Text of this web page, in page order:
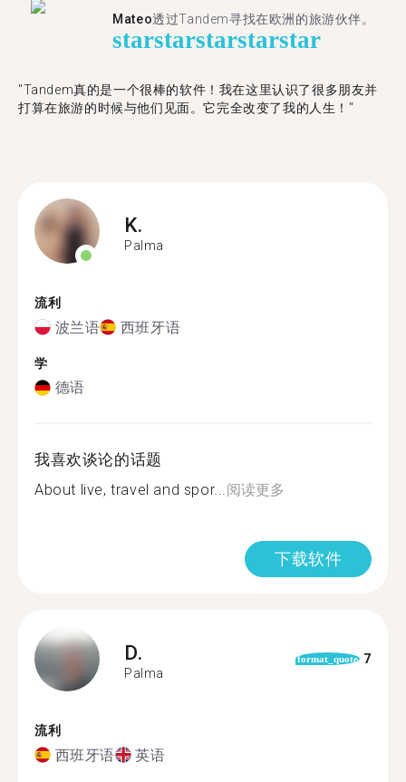
Mateo透过Tandem寻找在欧洲的旅游伙伴。
starstarstarstarstar
"Tandem真的是一个很棒的软件！我在这里认识了很多朋友并
打算在旅游的时候与他们见面。它完全改变了我的人生！"
K.
Palma
流利
波兰语 西班牙语
学
德语
我喜欢谈论的话题
About live, travel and spor...阅读更多
下载软件
D.
Palma
format_quote 7
流利
西班牙语 英语